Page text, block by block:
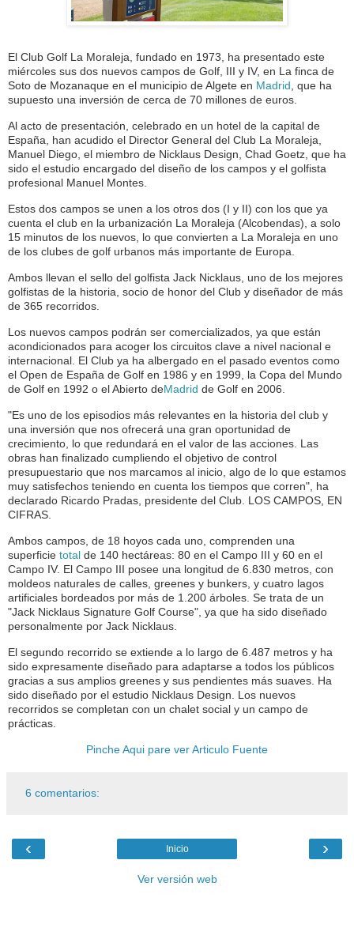
El Club Golf La Moraleja, fundado en 1973, ha presentado este
miércoles sus dos nuevos campos de Golf, III y IV, en La finca de
Soto de Mozanaque en el municipio de Algete en Madrid , que ha
supuesto una inversión de cerca de 70 millones de euros.
Al acto de presentación, celebrado en un hotel de la capital de
España, han acudido el Director General del Club La Moraleja,
Manuel Diego, el miembro de Nicklaus Design, Chad Goetz, que ha
sido el estudio encargado del diseño de los campos y el golfista
profesional Manuel Montes.
Estos dos campos se unen a los otros dos (I y II) con los que ya
cuenta el club en la urbanización La Moraleja (Alcobendas), a solo
15 minutos de los nuevos, lo que convierten a La Moraleja en uno
de los clubes de golf urbanos más importante de Europa.
Ambos llevan el sello del golfista Jack Nicklaus, uno de los mejores
golfistas de la historia, socio de honor del Club y diseñador de más
de 365 recorridos.
Los nuevos campos podrán ser comercializados, ya que están
acondicionados para acoger los circuitos clave a nivel nacional e
internacional. El Club ya ha albergado en el pasado eventos como
el Open de España de Golf en 1986 y en 1999, la Copa del Mundo
de Golf en 1992 o el Abierto deMadrid de Golf en 2006.
"Es uno de los episodios más relevantes en la historia del club y
una inversión que nos ofrecerá una gran oportunidad de
crecimiento, lo que redundará en el valor de las acciones. Las
obras han finalizado cumpliendo el objetivo de control
presupuestario que nos marcamos al inicio, algo de lo que estamos
muy satisfechos teniendo en cuenta los tiempos que corren", ha
declarado Ricardo Pradas, presidente del Club. LOS CAMPOS, EN
CIFRAS.
Ambos campos, de 18 hoyos cada uno, comprenden una
superficie total de 140 hectáreas: 80 en el Campo III y 60 en el
Campo IV. El Campo III posee una longitud de 6.830 metros, con
moldeos naturales de calles, greenes y bunkers, y cuatro lagos
artificiales bordeados por más de 1.200 árboles. Se trata de un
"Jack Nicklaus Signature Golf Course", ya que ha sido diseñado
personalmente por Jack Nicklaus.
El segundo recorrido se extiende a lo largo de 6.487 metros y ha
sido expresamente diseñado para adaptarse a todos los públicos
gracias a sus amplios greenes y sus pendientes más suaves. Ha
sido diseñado por el estudio Nicklaus Design. Los nuevos
recorridos se completan con un chalet social y un campo de
prácticas.
Pinche Aqui pare ver Articulo Fuente
6 comentarios:
‹ ›
Inicio
Ver versión web